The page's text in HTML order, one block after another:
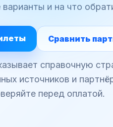
и на что
Сравнить
справочную
источников и
перед оплатой.